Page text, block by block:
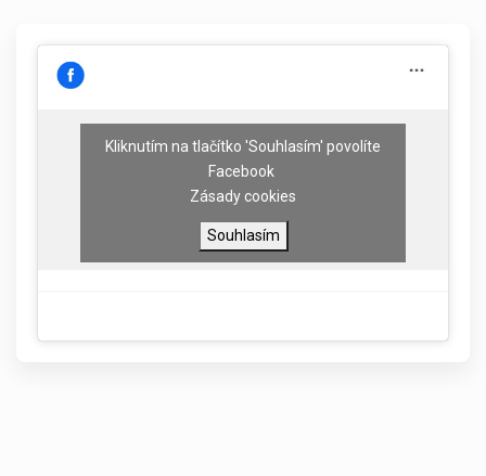
Kliknutím na tlačítko 'Souhlasím' povolíte
Facebook
Zásady cookies
Souhlasím